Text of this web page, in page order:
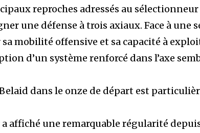
reproches adressés au
une défense à trois axiaux. Face à une
mobilité offensive et sa capacité à
d’un système renforcé dans l’axe
Belaid dans le onze de départ est
affiché une remarquable régularité